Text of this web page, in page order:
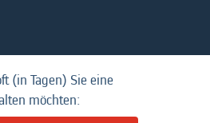
(in Tagen) Sie eine
möchten: